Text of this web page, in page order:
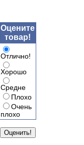
Оцените
товар!
Отлично!
Хорошо
Средне
Плохо
Очень
плохо